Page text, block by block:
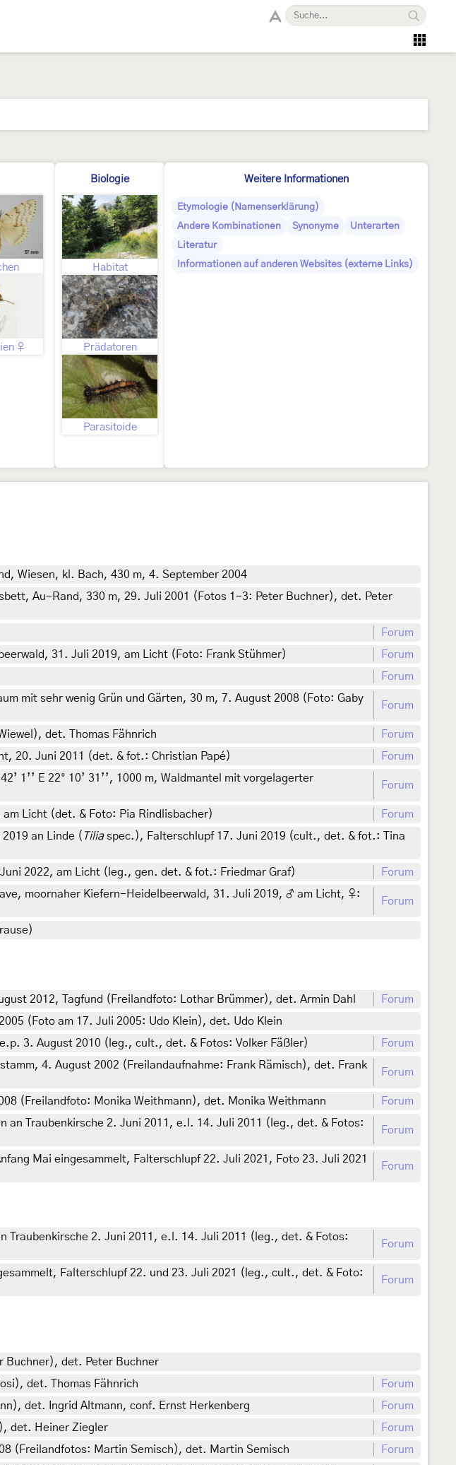
♀
Biologie
Habitat
Prädatoren
Parasitoide
Weitere Informationen
Etymologie (Namenserklärung)
Andere Kombinationen
Synonyme
Unterarten
Literatur
Informationen auf anderen Websites (externe Links)
Wiesen, kl. Bach, 430 m, 4. September 2004
Au-Rand, 330 m, 29. Juli 2001 (Fotos 1-3: Peter Buchner), det. Peter
Forum
31. Juli 2019, am Licht (Foto: Frank Stühmer)
Forum
Forum
mit sehr wenig Grün und Gärten, 30 m, 7. August 2008 (Foto: Gaby
Forum
det. Thomas Fähnrich
Forum
20. Juni 2011 (det. & fot.: Christian Papé)
Forum
1’’ E 22° 10’ 31’’, 1000 m, Waldmantel mit vorgelagerter
Forum
Licht (det. & Foto: Pia Rindlisbacher)
Forum
an Linde ( Tiliaspec.), Falterschlupf 17. Juni 2019 (cult., det. & fot.: Tina
2022, am Licht (leg., gen. det. & fot.: Friedmar Graf)
Forum
moornaher Kiefern-Heidelbeerwald, 31. Juli 2019, ♂ am Licht, ♀:
Forum
2012, Tagfund (Freilandfoto: Lothar Brümmer), det. Armin Dahl
Forum
(Foto am 17. Juli 2005: Udo Klein), det. Udo Klein
3. August 2010 (leg., cult., det. & Fotos: Volker Fäßler)
Forum
4. August 2002 (Freilandaufnahme: Frank Rämisch), det. Frank
Forum
(Freilandfoto: Monika Weithmann), det. Monika Weithmann
Forum
an Traubenkirsche 2. Juni 2011, e.l. 14. Juli 2011 (leg., det. & Fotos:
Forum
Mai eingesammelt, Falterschlupf 22. Juli 2021, Foto 23. Juli 2021
Forum
Traubenkirsche 2. Juni 2011, e.l. 14. Juli 2011 (leg., det. & Fotos:
Forum
Falterschlupf 22. und 23. Juli 2021 (leg., cult., det. & Foto:
Forum
Buchner), det. Peter Buchner
det. Thomas Fähnrich
Forum
det. Ingrid Altmann, conf. Ernst Herkenberg
Forum
det. Heiner Ziegler
Forum
(Freilandfotos: Martin Semisch), det. Martin Semisch
Forum